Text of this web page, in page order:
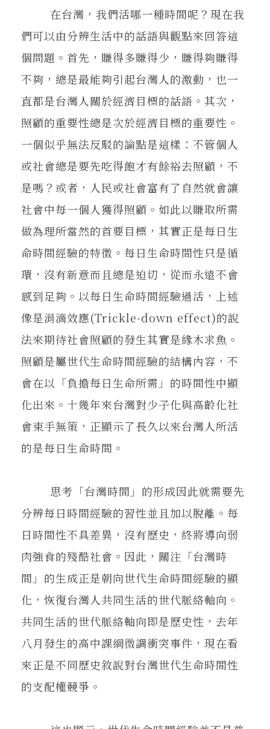
在台灣，我們活哪一種時間呢？現在我
們可以由分辨生活中的話語與觀點來回答這
個問題。首先，賺得多賺得少，賺得夠賺得
不夠，總是最能夠引起台灣人的激動，也一
直都是台灣人關於經濟目標的話語。其次，
照顧的重要性總是次於經濟目標的重要性。
一個似乎無法反駁的論點是這樣：不管個人
或社會總是要先吃得飽才有餘裕去照顧，不
是嗎？或者，人民或社會富有了自然就會讓
社會中每一個人獲得照顧。如此以賺取所需
做為理所當然的首要目標，其實正是每日生
命時間經驗的特徵。每日生命時間性只是循
環，沒有新意而且總是迫切，從而永遠不會
感到足夠。以每日生命時間經驗過活，上述
像是涓滴效應(Trickle-down effect)的說
法來期待社會照顧的發生其實是緣木求魚。
照顧是屬世代生命時間經驗的結構內容，不
會在以「負擔每日生命所需」的時間性中顯
化出來。十幾年來台灣對少子化與高齡化社
會束手無策，正顯示了長久以來台灣人所活
的是每日生命時間。
思考「台灣時間」的形成因此就需要先
分辨每日時間經驗的習性並且加以脫離。每
日時間性不具差異，沒有歷史，終將導向弱
肉強食的殘酷社會。因此，關注「台灣時
間」的生成正是朝向世代生命時間經驗的顯
化，恢復台灣人共同生活的世代脈絡軸向。
共同生活的世代脈絡軸向即是歷史性，去年
八月發生的高中課綱微調衝突事件，現在看
來正是不同歷史敘說對台灣世代生命時間性
的支配權競爭。